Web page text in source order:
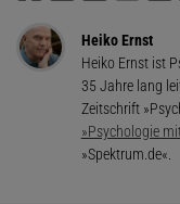
Heiko Ernst
Heiko Ernst ist
35 Jahre lang
Zeitschrift
»Psychologie
»Spektrum.de«.